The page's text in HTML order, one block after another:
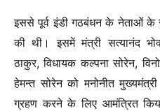
इससे पूर्व इंडी गठबंधन के नेताओं के
की थी। इसमें मंत्री सत्यानंद
ठाकुर, विधायक कल्पना सोरेन,
हेमन्त सोरेन को मनोनीत
ग्रहण करने के लिए आमंत्रित